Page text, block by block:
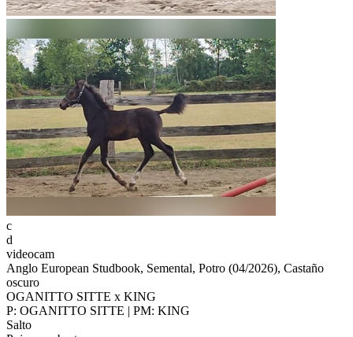
c
d
videocam
Anglo European Studbook, Semental, Potro (04/2026), Castaño
oscuro
OGANITTO SITTE x KING
P: OGANITTO SITTE | PM: KING
Salto